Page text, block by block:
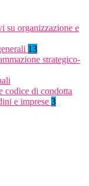
su organizzazione e
13
strategico-
codice di condotta
e imprese 3